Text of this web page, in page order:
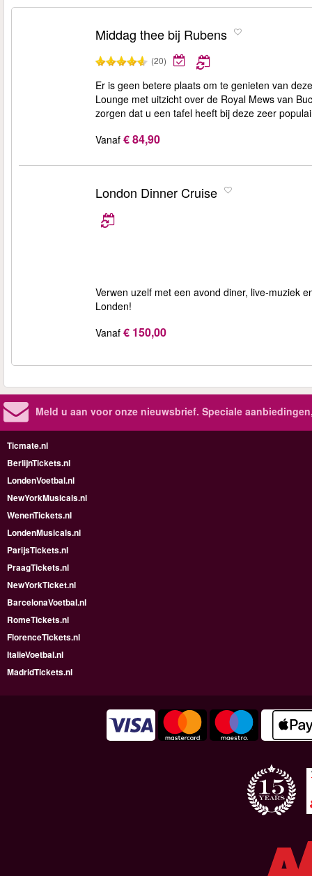
Middag thee bij Rubens
(20)
Er is geen betere plaats om te genieten van
Lounge met uitzicht over de Royal Mews van
zorgen dat u een tafel heeft bij deze zeer
Vanaf € 84,90
London Dinner Cruise
Verwen uzelf met een avond diner, live‑muziek
Londen!
Vanaf € 150,00
Meld u aan voor onze nieuwsbrief. Speciale
Ticmate.nl
BerlijnTickets.nl
LondenVoetbal.nl
NewYorkMusicals.nl
WenenTickets.nl
LondenMusicals.nl
ParijsTickets.nl
PraagTickets.nl
NewYorkTicket.nl
BarcelonaVoetbal.nl
RomeTickets.nl
FlorenceTickets.nl
ItalieVoetbal.nl
MadridTickets.nl